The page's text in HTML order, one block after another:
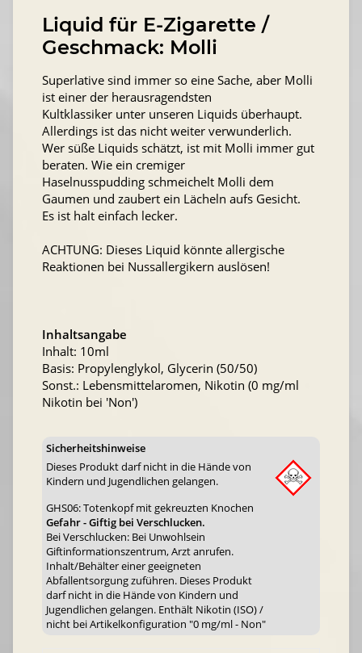
Liquid für E-Zigarette /
Geschmack: Molli
Superlative sind immer so eine Sache, aber Molli
ist einer der herausragendsten
Kultklassiker unter unseren Liquids überhaupt.
Allerdings ist das nicht weiter verwunderlich.
Wer süße Liquids schätzt, ist mit Molli immer gut
beraten. Wie ein cremiger
Haselnusspudding schmeichelt Molli dem
Gaumen und zaubert ein Lächeln aufs Gesicht.
Es ist halt einfach lecker.
ACHTUNG: Dieses Liquid könnte allergische
Reaktionen bei Nussallergikern auslösen!
Inhaltsangabe
Inhalt: 10ml
Basis: Propylenglykol, Glycerin (50/50)
Sonst.: Lebensmittelaromen, Nikotin (0 mg/ml
Nikotin bei 'Non')
Sicherheitshinweise
Dieses Produkt darf nicht in die Hände von
Kindern und Jugendlichen gelangen.
GHS06: Totenkopf mit gekreuzten Knochen
Gefahr - Giftig bei Verschlucken.
Bei Verschlucken: Bei Unwohlsein
Giftinformationszentrum, Arzt anrufen.
Inhalt/Behälter einer geeigneten
Abfallentsorgung zuführen. Dieses Produkt
darf nicht in die Hände von Kindern und
Jugendlichen gelangen. Enthält Nikotin (ISO) /
nicht bei Artikelkonfiguration "0 mg/ml - Non"